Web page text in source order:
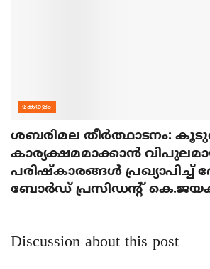
കേരളം
ശബരിമല തീര്‍ത്ഥാടനം:
കാര്യക്ഷമമാക്കാന്‍
പരിഷ്‌കാരങ്ങള്‍ പ്രഖ്യാപിച്ച്
ബോര്‍ഡ് പ്രസിഡന്റ്
Discussion about this post